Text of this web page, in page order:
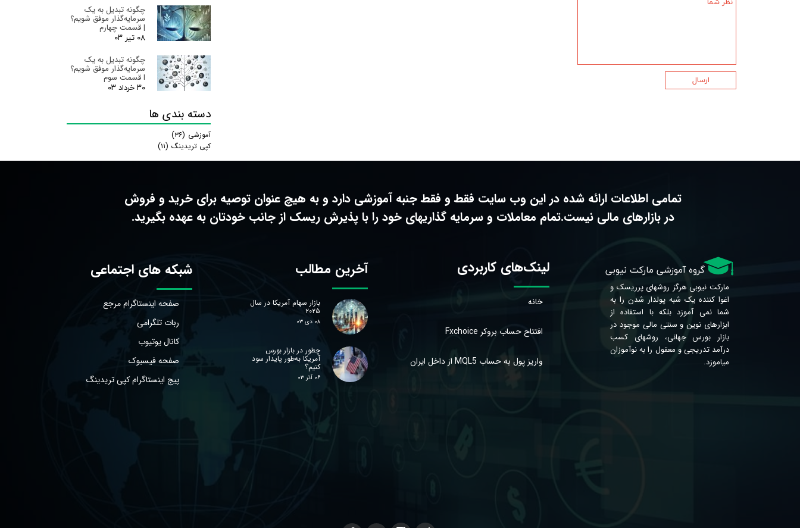
ارسال
چگونه تبدیل به یک
سرمایه‌گذار موفق شویم؟
| قسمت چهارم
۰۸ تیر ۰۳
چگونه تبدیل به یک
سرمایه‌گذار موفق شویم؟
I قسمت سوم
۳۰ خرداد ۰۳
دسته بندی ها
آموزشی (۳۶)
کپی تریدینگ (۱۱)
مارکت نیوبی هرگز روشهای پرریسک و
اغوا کننده یک شبه پولدار شدن را به
شما نمی آموزد بلکه با استفاده از
ابزارهای نوین و سنتی مالی موجود در
بازار بورس جهانی، روشهای کسب
درآمد تدریجی و معقول را به نوآموزان
میاموزد.
​​​​​گروه آموزشی مارکت نیوبی لینک‌های کاربردی
خانه
افتتاح حساب بروکر Fxchoice
واریز پول به حساب MQL5 از داخل ایران
آخرین مطالب
بازار سهام آمریکا در سال
۲۰۲۵
۰۸ دی ۰۳
چطور در بازار بورس
آمریکا به‌طور پایدار سود
کنیم؟
۰۶ آذر ۰۳
شبکه های اجتماعی
صفحه اینستاگرام مرجع
ربات تلگرامی
کانال یوتیوب
صفحه فیسبوک
پیج اینستاگرام کپی تریدینگ
تمامی اطلاعات ارائه شده در این وب سایت فقط و فقط جنبه آموزشی دارد و به هیچ عنوان توصیه برای خرید و فروش
در بازارهای مالی نیست.تمام معاملات و سرمایه گذاریهای خود را با پذیرش ریسک از جانب خودتان به عهده بگیرید.